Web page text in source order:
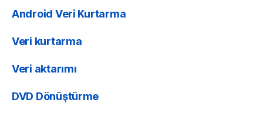
Android Veri Kurtarma
Veri kurtarma
Veri aktarımı
DVD Dönüştürme